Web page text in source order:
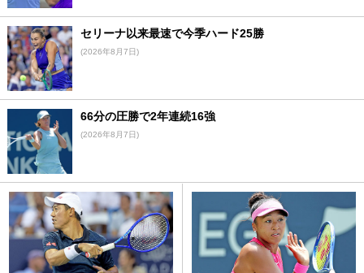
セリーナ以来最速で今季ハード25勝
(2026年8月7日)
66分の圧勝で2年連続16強
(2026年8月7日)